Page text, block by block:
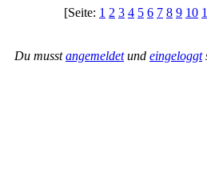
[Seite: 1 2 3 4 5 6 7 8 9 10
Du musstangemeldetund eingeloggt